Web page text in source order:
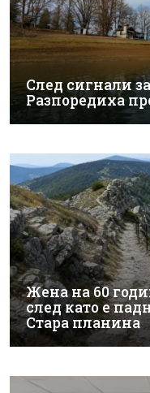
След сигнали
Разпоредиха
Жена на 60
след като е
Стара планина